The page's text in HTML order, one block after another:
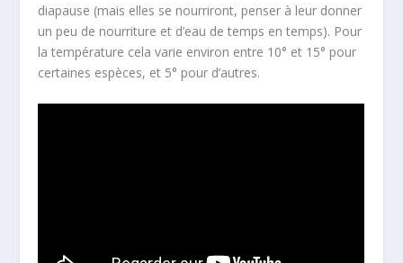
diapause (mais elles se nourriront, penser à leur donner
un peu de nourriture et d’eau de temps en temps). Pour
la température cela varie environ entre 10° et 15° pour
certaines espèces, et 5° pour d’autres.